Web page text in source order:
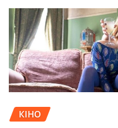
КІНО